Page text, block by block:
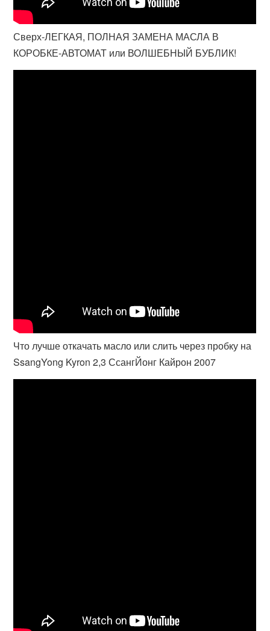
Сверх-ЛЕГКАЯ, ПОЛНАЯ ЗАМЕНА МАСЛА В
КОРОБКЕ-АВТОМАТ или ВОЛШЕБНЫЙ БУБЛИК!
Что лучше откачать масло или слить через пробку на
SsangYong Kyron 2,3 СсангЙонг Кайрон 2007